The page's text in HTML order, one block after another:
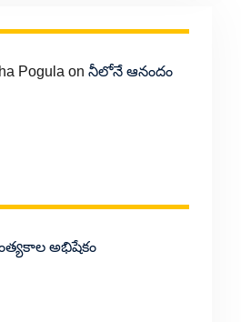
Pogula on నీలోనే ఆనందం
అభిషేకం